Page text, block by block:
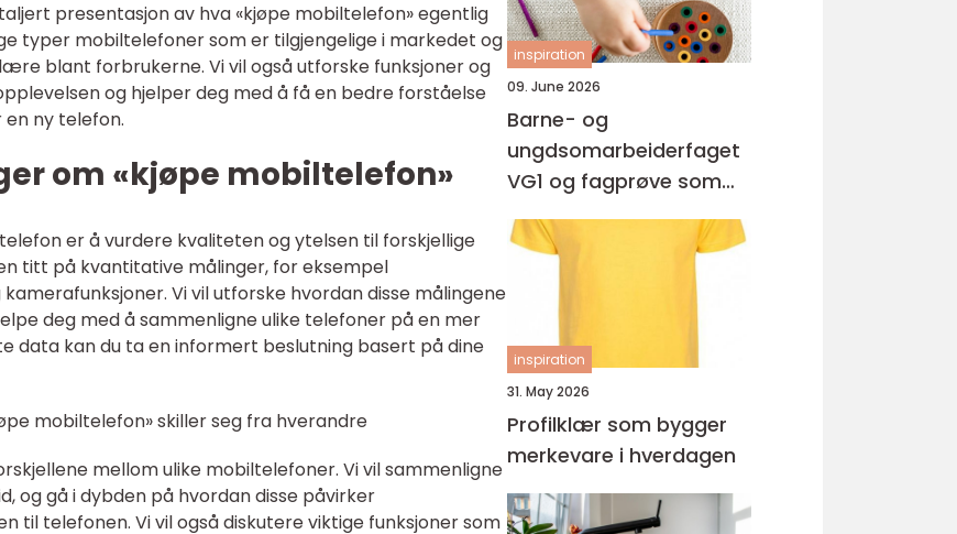
presentasjon av hva «kjøpe mobiltelefon» egentlig
typer mobiltelefoner som er tilgjengelige i markedet og
blant forbrukerne. Vi vil også utforske funksjoner og
og hjelper deg med å få en bedre forståelse
ny telefon.
om «kjøpe mobiltelefon»
er å vurdere kvaliteten og ytelsen til forskjellige
titt på kvantitative målinger, for eksempel
Vi vil utforske hvordan disse målingene
deg med å sammenligne ulike telefoner på en mer
data kan du ta en informert beslutning basert på dine
mobiltelefon» skiller seg fra hverandre
mellom ulike mobiltelefoner. Vi vil sammenligne
og gå i dybden på hvordan disse påvirker
til telefonen. Vi vil også diskutere viktige funksjoner som
inspiration
09. June 2026
Barne- og
ungdsomarbeiderfaget
VG1 og fagprøve som
barne- og
ungdomsarbeider –
inspiration
31. May 2026
Profilklær som bygger
merkevare i hverdagen